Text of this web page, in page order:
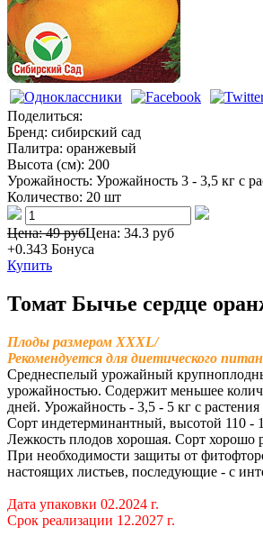
Поделиться:
Бренд: сибирский сад
Палитра: оранжевый
Высота (см): 200
Урожайность: Урожайность 3 - 3,5 кг с
Количество: 20 шт
Цена: 49 рубЦена: 34.3 руб
+0.343 Бонуса
Купить
Томат Бычье сердце
Плоды размером XXXL/
Рекомендуется для диетического
Среднеспелый урожайный
урожайностью. Содержит меньшее
дней. Урожайность - 3,5 - 5 кг с
Сорт индетерминантный, высотой 110 -
Лежкость плодов хорошая. Сорт хорошо
При необходимости защиты от
настоящих листьев, последующие - с
Дата упаковки 02.2024 г.
Срок реализации 12.2027 г.